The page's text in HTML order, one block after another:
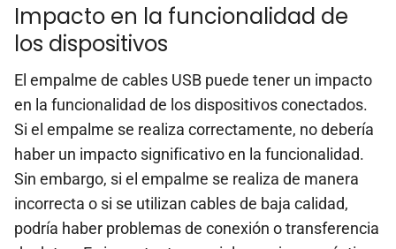
Impacto en la funcionalidad de
los dispositivos
El empalme de cables USB puede tener un impacto
en la funcionalidad de los dispositivos conectados.
Si el empalme se realiza correctamente, no debería
haber un impacto significativo en la funcionalidad.
Sin embargo, si el empalme se realiza de manera
incorrecta o si se utilizan cables de baja calidad,
podría haber problemas de conexión o transferencia